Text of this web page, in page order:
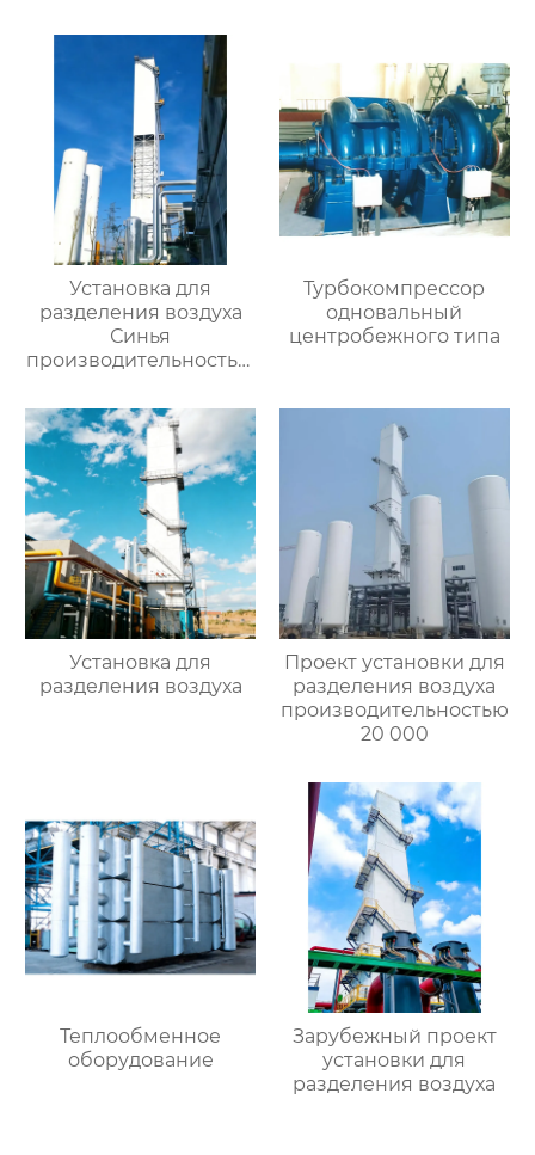
Установка для
разделения воздуха
Синья
производительностью
Турбокомпрессор
одновальный
центробежного типа
Установка для
разделения воздуха
Проект установки для
разделения воздуха
производительностью
20 000
Теплообменное
оборудование
Зарубежный проект
установки для
разделения воздуха